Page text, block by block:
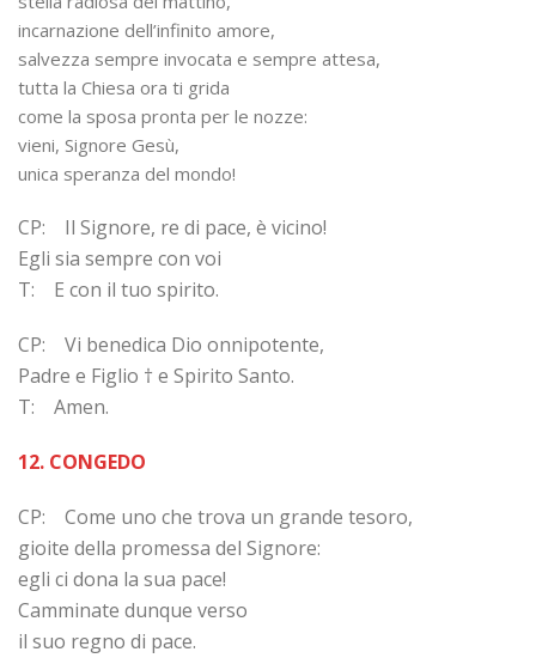
incarnazione dell’infinito amore,
salvezza sempre invocata e sempre attesa,
tutta la Chiesa ora ti grida
come la sposa pronta per le nozze:
vieni, Signore Gesù,
unica speranza del mondo!
CP: Il Signore, re di pace, è vicino!
Egli sia sempre con voi
T: E con il tuo spirito.
CP: Vi benedica Dio onnipotente,
Padre e Figlio † e Spirito Santo.
T: Amen.
12. CONGEDO
CP: Come uno che trova un grande tesoro,
gioite della promessa del Signore:
egli ci dona la sua pace!
Camminate dunque verso
il suo regno di pace.